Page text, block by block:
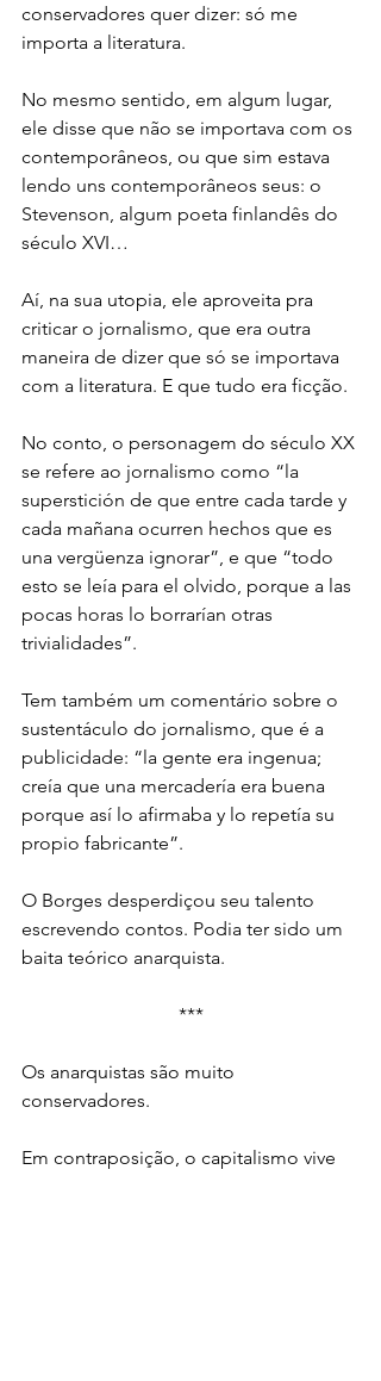
conservadores quer dizer: só me
importa a literatura.
No mesmo sentido, em algum lugar,
ele disse que não se importava com os
contemporâneos, ou que sim estava
lendo uns contemporâneos seus: o
Stevenson, algum poeta finlandês do
século XVI…
Aí, na sua utopia, ele aproveita pra
criticar o jornalismo, que era outra
maneira de dizer que só se importava
com a literatura. E que tudo era ficção.
No conto, o personagem do século XX
se refere ao jornalismo como “la
superstición de que entre cada tarde y
cada mañana ocurren hechos que es
una vergüenza ignorar”, e que “todo
esto se leía para el olvido, porque a las
pocas horas lo borrarían otras
trivialidades”.
Tem também um comentário sobre o
sustentáculo do jornalismo, que é a
publicidade: “la gente era ingenua;
creía que una mercadería era buena
porque así lo afirmaba y lo repetía su
propio fabricante”.
O Borges desperdiçou seu talento
escrevendo contos. Podia ter sido um
baita teórico anarquista.
***
Os anarquistas são muito
conservadores.
Em contraposição, o capitalismo vive